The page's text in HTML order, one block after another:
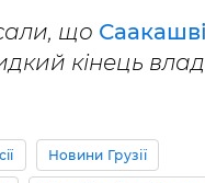
що
кінець
Новини Грузії